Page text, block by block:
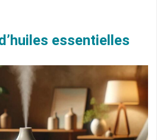
essentielles